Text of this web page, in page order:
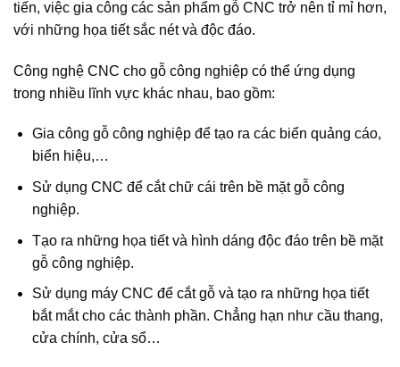
tiến, việc gia công các sản phẩm gỗ CNC trở nên tỉ mỉ hơn,
với những họa tiết sắc nét và độc đáo.
Công nghệ CNC cho gỗ công nghiệp có thể ứng dụng
trong nhiều lĩnh vực khác nhau, bao gồm:
Gia công gỗ công nghiệp để tạo ra các biển quảng cáo,
biển hiệu,…
Sử dụng CNC để cắt chữ cái trên bề mặt gỗ công
nghiệp.
Tạo ra những họa tiết và hình dáng độc đáo trên bề mặt
gỗ công nghiệp.
Sử dụng máy CNC để cắt gỗ và tạo ra những họa tiết
bắt mắt cho các thành phần. Chẳng hạn như cầu thang,
cửa chính, cửa sổ…